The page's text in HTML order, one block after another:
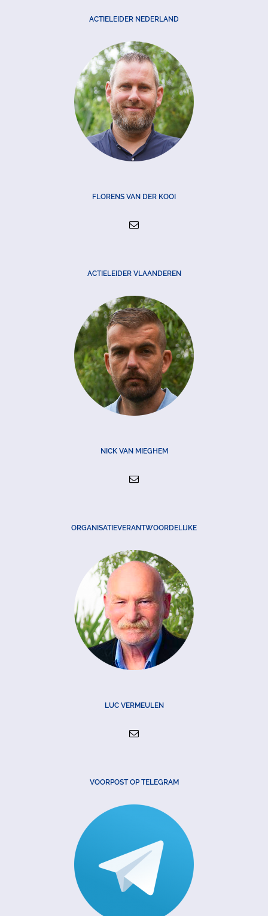
ACTIELEIDER NEDERLAND
FLORENS VAN DER KOOI
ACTIELEIDER VLAANDEREN
NICK VAN MIEGHEM
ORGANISATIEVERANTWOORDELIJKE
LUC VERMEULEN
VOORPOST OP TELEGRAM